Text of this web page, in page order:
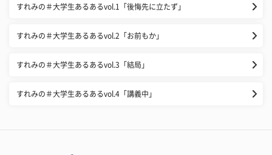
すれみの＃大学生あるあるvol.1「後悔先に立たず」
すれみの＃大学生あるあるvol.2「お前もか」
すれみの＃大学生あるあるvol.3「結局」
すれみの＃大学生あるあるvol.4「講義中」